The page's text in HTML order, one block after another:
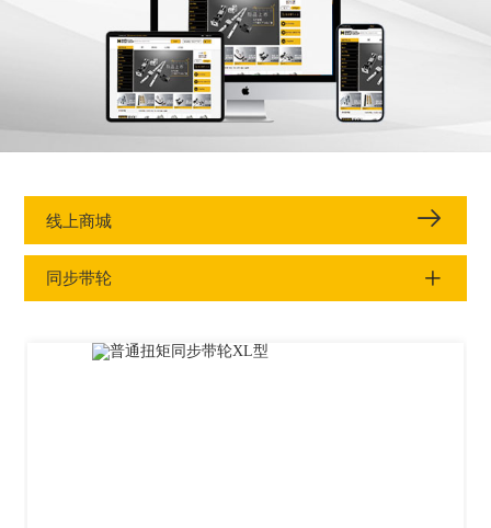
线上商城
同步带轮